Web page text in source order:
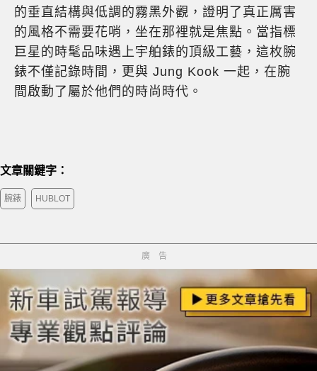
的垂直結構與低調的霧黑外觀，證明了真正厲害
的風格不需要花哨，坐在那裡就是焦點。當指標
巨星的時髦品味遇上宇舶錶的頂級工藝，這枚腕
錶不僅記錄時間，更與 Jung Kook 一起，在腕
間啟動了屬於他們的時尚時代。
文章關鍵字：
腕錶 HUBLOT
廣告